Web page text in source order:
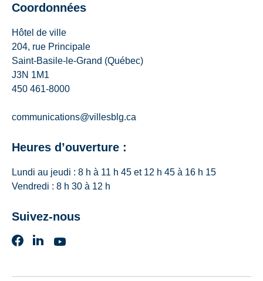
Coordonnées
Hôtel de ville
204, rue Principale
Saint-Basile-le-Grand (Québec)
J3N 1M1
450 461-8000
communications@villesblg.ca
Heures d’ouverture :
Lundi au jeudi : 8 h à 11 h 45 et 12 h 45 à 16 h 15
Vendredi : 8 h 30 à 12 h
Suivez-nous